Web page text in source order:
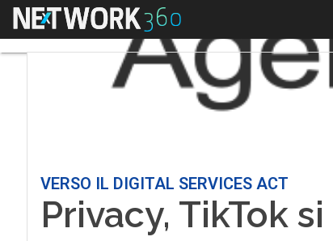
Menu
VERSO IL DIGITAL SERVICES ACT
Privacy, TikTok